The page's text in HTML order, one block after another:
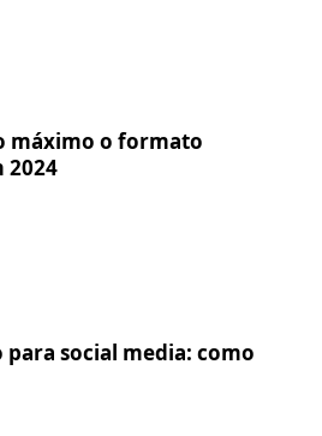
máximo o formato
2024
social media: como